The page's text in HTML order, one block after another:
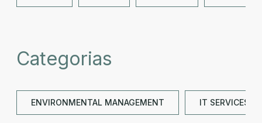
Categorias
ENVIRONMENTAL MANAGEMENT IT SERVICES